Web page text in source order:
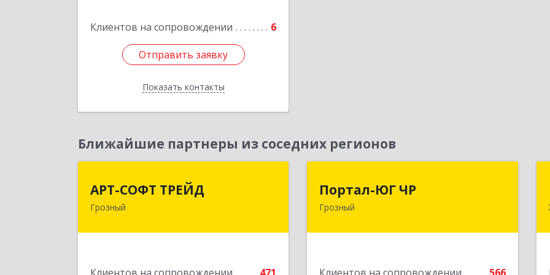
Клиентов на сопровождении 6
Отправить заявку
Показать контакты
Отправить заявку
Назад
Ближайшие партнеры из соседних регионов
АРТ-СОФТ ТРЕЙД
Грозный
АРТ-СОФТ ТРЕЙД
364013, Чеченская Респ, Грозный г,
Портал-ЮГ ЧР
Грозный364906, Чеченская Респ, Грозный г,